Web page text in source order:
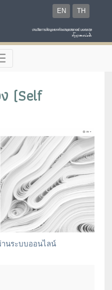
EN TH
(Self
นระบบออนไลน์